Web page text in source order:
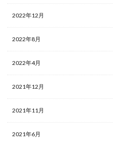
2022年12月
2022年8月
2022年4月
2021年12月
2021年11月
2021年6月